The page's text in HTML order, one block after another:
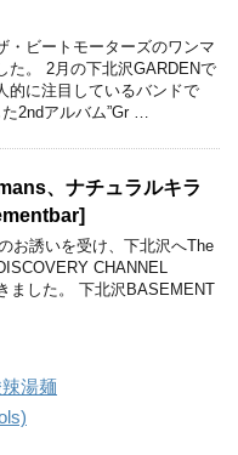
・ビートモーターズのワンマ
た。 2月の下北沢GARDENで
的に注目しているバンドで
2ndアルバム”Gr …
、ナチュラルキラ
お誘いを受け、下北沢へThe
CHANNEL
ました。 下北沢BASEMENT
湯麺